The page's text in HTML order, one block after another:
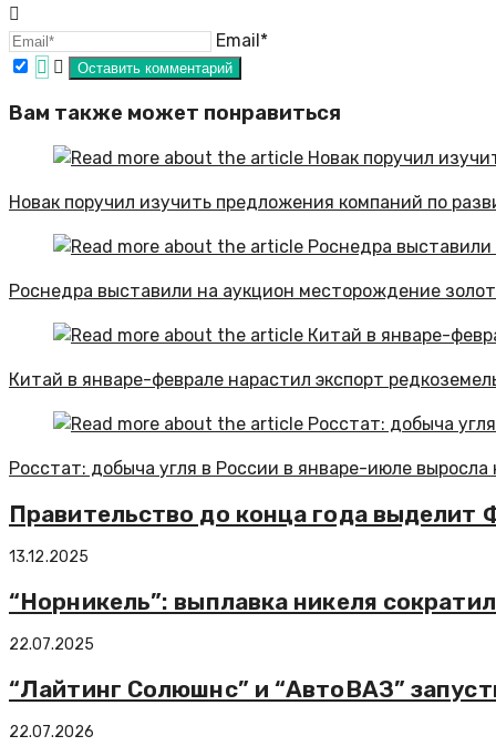
Email*
Вам также может понравиться
Новак поручил изучить предложения компаний по
Роснедра выставили на аукцион месторождение
Китай в январе-феврале нарастил экспорт
Росстат: добыча угля в России в январе-июле выросла
Правительство до конца года
13.12.2025
“Норникель”: выплавка никеля
22.07.2025
“Лайтинг Солюшнс” и “АвтоВАЗ”
22.07.2026